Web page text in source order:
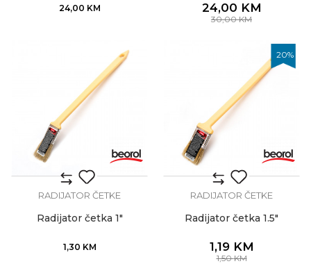
24,00 KM 24,00 KM
30,00KM
RADIJATOR ČETKE
Radijator četka 1"
1,30 KM
20%
RADIJATOR ČETKE
Radijator četka 1.5"
1,19 KM
1,50KM